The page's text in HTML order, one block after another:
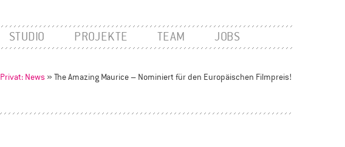
STUDIO PROJEKTE TEAM JOBS
Privat: News » The Amazing Maurice – Nominiert für den Europäischen Filmpreis!